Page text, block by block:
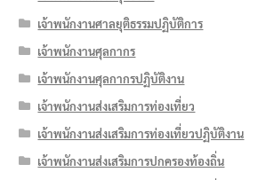
เจ้าพนักงานศาลยุติธรรมปฏิบัติการ
เจ้าพนักงานศุลกากร
เจ้าพนักงานศุลกากรปฏิบัติงาน
เจ้าพนักงานส่งเสริมการท่องเที่ยว
เจ้าพนักงานส่งเสริมการท่องเที่ยวปฏิบัติงาน
เจ้าพนักงานส่งเสริมการปกครองท้องถิ่น